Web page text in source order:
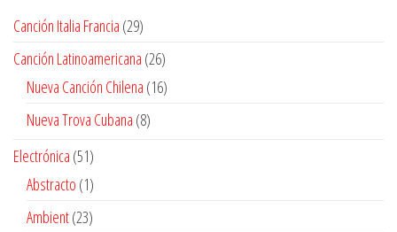
Canción Italia Francia 2929
productos
Canción Latinoamericana 2626
productos
Nueva Canción Chilena 1616
Nueva Trova Cubana 88
Electrónica 5151
productos
Abstracto 11
producto
Ambient 2323